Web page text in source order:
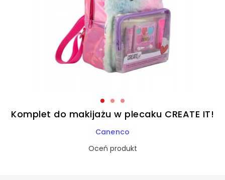
Komplet do makijażu w plecaku CREATE IT!
Canenco
Oceń produkt